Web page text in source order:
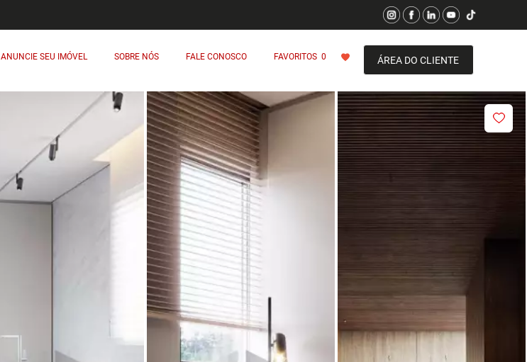
ANUNCIE SEU IMÓVEL SOBRE NÓS FALE CONOSCO FAVORITOS 0 ÁREA DO CLIENTE